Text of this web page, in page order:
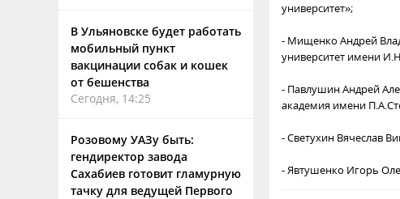
В Ульяновске будет работать
мобильный пункт
вакцинации собак и кошек
от бешенства
Сегодня, 14:25
Розовому УАЗу быть:
гендиректор завода
Сахабиев готовит гламурную
тачку для ведущей Первого
университет»;
- Мищенко Андрей
университет имени
- Павлушин Андрей
академия имени
- Светухин Вячеслав
- Явтушенко Игорь